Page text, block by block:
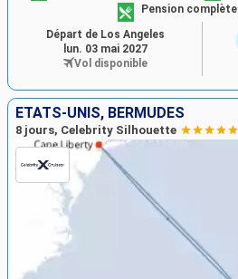
Pension complète
Départ de Los Angeles
lun. 03 mai 2027
Vol disponible
ÉTATS-UNIS, BERMUDES
8 jours, Celebrity Silhouette